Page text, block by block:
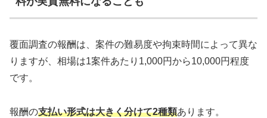
覆面調査の報酬は、案件の難易度や拘束時間によって異な
りますが、相場は1案件あたり1,000円から10,000円程度
です。
報酬の支払い形式は大きく分けて2種類あります。